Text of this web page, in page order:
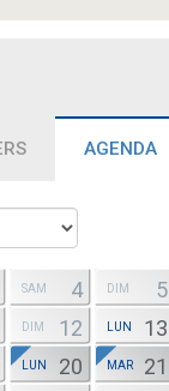
AGENDA
SAM 4 DIM 5
DIM 12 LUN 13
LUN 20 MAR 21